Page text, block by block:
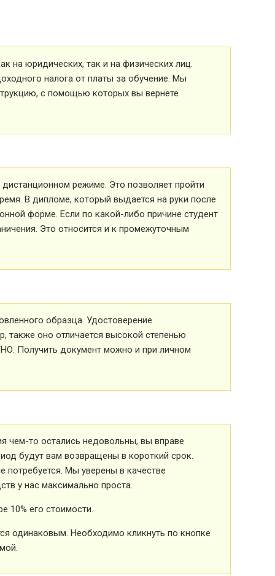
на юридических, так и на физических лиц.
налога от платы за обучение. Мы
с помощью которых вы вернете
режиме. Это позволяет пройти
В дипломе, который выдается на руки после
форме. Если по какой-либо причине студент
Это относится и к промежуточным
образца. Удостоверение
также оно отличается высокой степенью
Получить документ можно и при личном
чем-то остались недовольны, вы вправе
будут вам возвращены в короткий срок.
Мы уверены в качестве
у нас максимально проста.
10% его стоимости.
одинаковым. Необходимо кликнуть по кнопке